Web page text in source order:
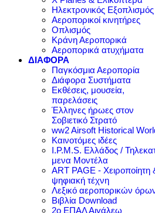
Ηλεκτρονικός Εξοπλισμός
Αεροπορικοί κινητήρες
Οπλισμός
Κράνη Αεροπορικά
Αεροπορικά ατυχήματα
ΔΙΑΦΟΡΑ
Παγκόσμια Αεροπορία
Διάφορα Συστήματα
Εκθέσεις, μουσεία,
παρελάσεις
Έλληνες ήρωες στον
Σοβιετικό Στρατό
ww2 Airsoft Historical
Καινοτόμες ιδέες
I.P.M.S. Ελλάδος /
μενα Μοντέλα
ART PAGE - Χειροποίητη
ψηφιακή τέχνη
Λεξικό αεροπορικών
Βιβλία Download
2ο ΕΠΑΛ Αιγάλεω